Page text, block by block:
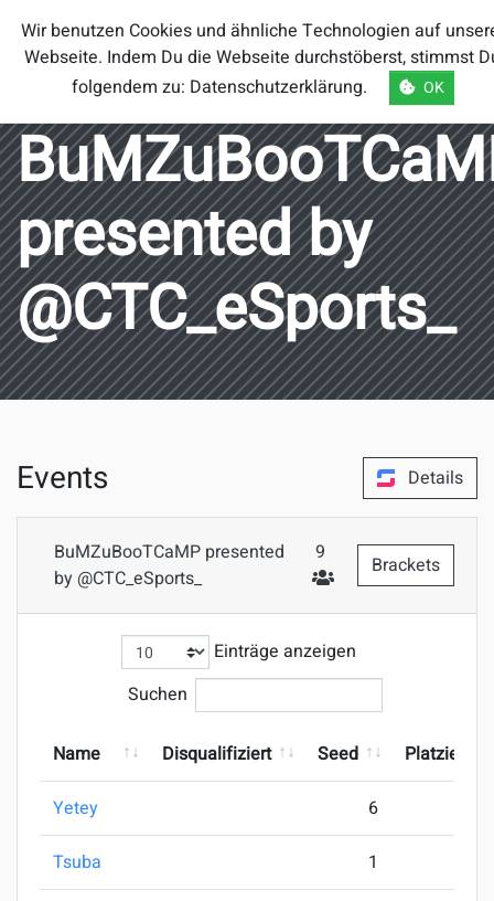
Smash Brothers
Österreich
presented by
@CTC_eSports_
Events Details
BuMZuBooTCaMP presented
by @CTC_eSports_
9
Brackets
Einträge anzeigen
Suchen
Name Disqualifiziert Seed Platzierung
Yetey 6
Tsuba 1
Wir benutzen Cookies und ähnliche Technologien auf
Webseite. Indem Du die Webseite durchstöberst, stimmst
folgendem zu: Datenschutzerklärung. OK